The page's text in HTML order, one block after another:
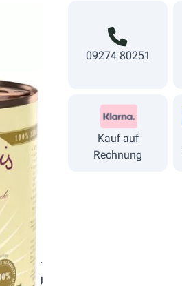
09274 80251
Kauf auf
Rechnung